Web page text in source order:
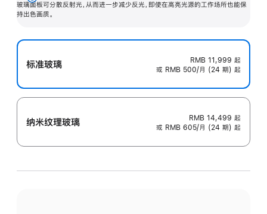
玻璃面板可分散反射光，从而进一步减少反光，即使在高亮光源的工作场所也能保
持出色画质。
展
开
标准玻璃 RMB 11,999 起
或 RMB 500/月 (24 期) 起
纳米纹理玻璃 RMB 14,499 起
或 RMB 605/月 (24 期) 起